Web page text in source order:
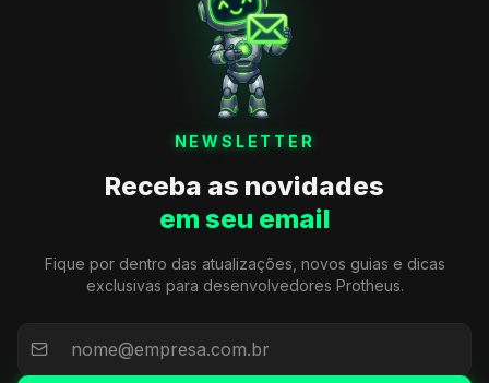
NEWSLETTER
Receba as novidades
em seu email
Fique por dentro das atualizações, novos guias e dicas
exclusivas para desenvolvedores Protheus.